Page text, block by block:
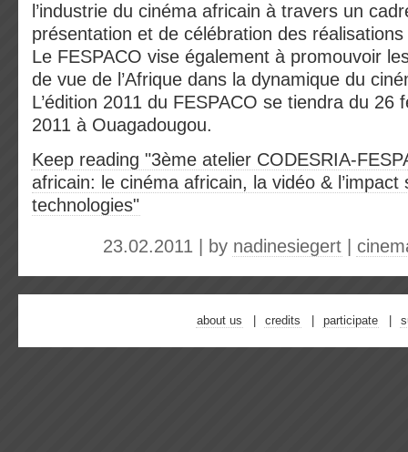
l’industrie du cinéma africain à travers un
présentation et de célébration des
Le FESPACO vise également à promouvoir
de vue de l’Afrique dans la dynamique du
L’édition 2011 du FESPACO se tiendra du 26
2011 à Ouagadougou.
Keep reading "3ème atelier CODESRIA-
africain: le cinéma africain, la vidéo & l’impact
technologies"
23.02.2011 | by nadinesiegert
about us credits participate